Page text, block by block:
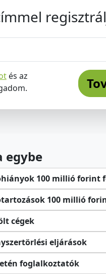
és az
egybe
100 millió forint
100 millió
cégek
eljárások
foglalkoztatók